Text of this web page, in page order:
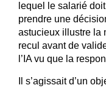
lequel le salarié
prendre une
astucieux illustre la
recul avant de
l’IA vu que la
Il s’agissait d’un